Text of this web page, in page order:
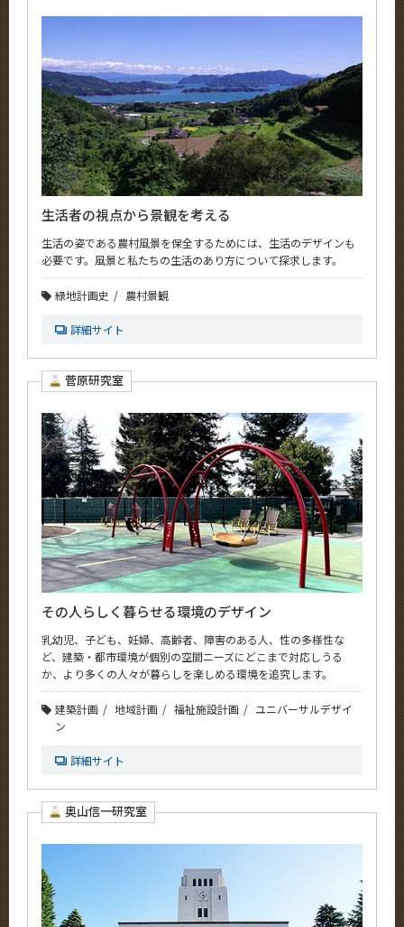
生活者の視点から景観を考える
生活の姿である農村風景を保全するためには、生活のデザインも
必要です。風景と私たちの生活のあり方について探求します。
緑地計画史 農村景観
詳細サイト
菅原研究室
その人らしく暮らせる環境のデザイン
乳幼児、子ども、妊婦、高齢者、障害のある人、性の多様性な
ど、建築・都市環境が個別の空間ニーズにどこまで対応しうる
か、より多くの人々が暮らしを楽しめる環境を追究します。
建築計画 地域計画 福祉施設計画
ユニバーサルデザイ
ン
詳細サイト
奥山信一研究室